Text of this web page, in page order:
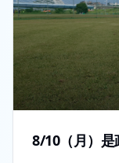
8/10（月）是